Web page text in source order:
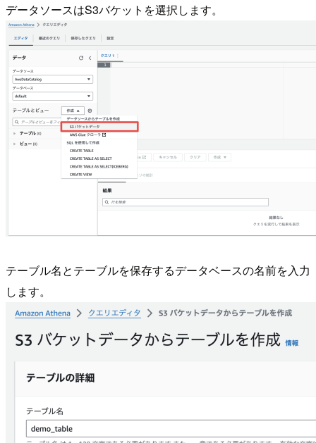
データソースはS3バケットを選択します。
テーブル名とテーブルを保存するデータベースの名前を入力
します。